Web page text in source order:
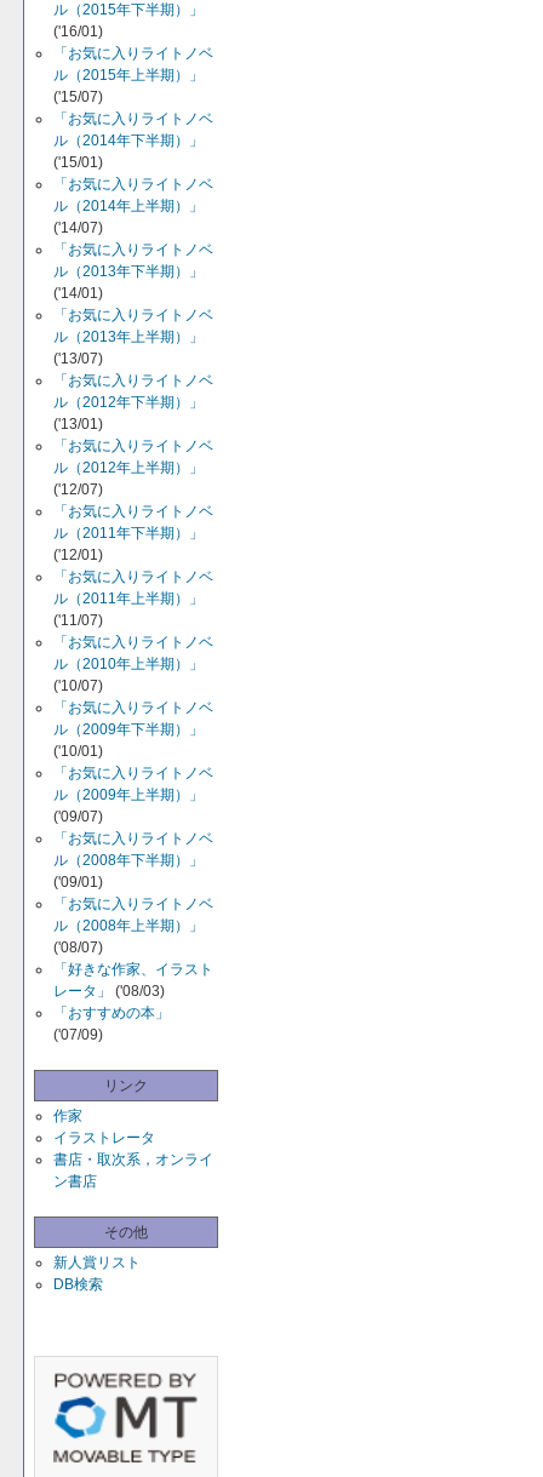
ル（2015年下半期）」
('16/01)
「お気に入りライトノベ
ル（2015年上半期）」
('15/07)
「お気に入りライトノベ
ル（2014年下半期）」
('15/01)
「お気に入りライトノベ
ル（2014年上半期）」
('14/07)
「お気に入りライトノベ
ル（2013年下半期）」
('14/01)
「お気に入りライトノベ
ル（2013年上半期）」
('13/07)
「お気に入りライトノベ
ル（2012年下半期）」
('13/01)
「お気に入りライトノベ
ル（2012年上半期）」
('12/07)
「お気に入りライトノベ
ル（2011年下半期）」
('12/01)
「お気に入りライトノベ
ル（2011年上半期）」
('11/07)
「お気に入りライトノベ
ル（2010年上半期）」
('10/07)
「お気に入りライトノベ
ル（2009年下半期）」
('10/01)
「お気に入りライトノベ
ル（2009年上半期）」
('09/07)
「お気に入りライトノベ
ル（2008年下半期）」
('09/01)
「お気に入りライトノベ
ル（2008年上半期）」
('08/07)
「好きな作家、イラスト
レータ」
('08/03)
「おすすめの本」
('07/09)
リンク
作家
イラストレータ
書店・取次系，オンライ
ン書店
その他
新人賞リスト
DB検索